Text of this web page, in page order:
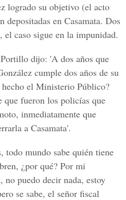
logrado su objetivo (el acto
en Casamata. Dos
el caso sigue en la impunidad.
dijo: 'A dos años que
cumple dos años de su
hecho el Ministerio Público?
que fueron los policías que
inmediatamente que
a Casamata'.
todo mundo sabe quién tiene
¿por qué? Por mi
no puedo decir nada, estoy
se sabe, el señor fiscal